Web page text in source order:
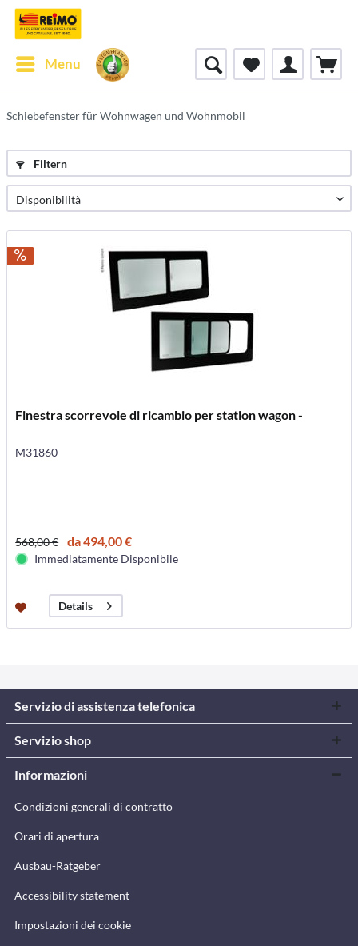
Menu
Schiebefenster für Wohnwagen und Wohnmobil
Filtern
Finestra scorrevole di ricambio per station wagon -
M31860
568,00 € da 494,00 €
Immediatamente Disponibile
Details
Servizio di assistenza telefonica
Servizio shop
Informazioni
Condizioni generali di contratto
Orari di apertura
Ausbau-Ratgeber
Accessibility statement
Impostazioni dei cookie